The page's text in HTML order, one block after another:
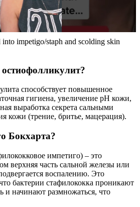
impetigo/staph and scolding skin
способствует повышенное
гигиена, увеличение рН кожи,
выработка секрета сальными
кожи (трение, бритье, мацерация).
Бокхарта?
импетиго) – это
верхняя часть сальной железы или
воспалению. Это
бактерии стафилококка проникают
и начинают размножаться, что